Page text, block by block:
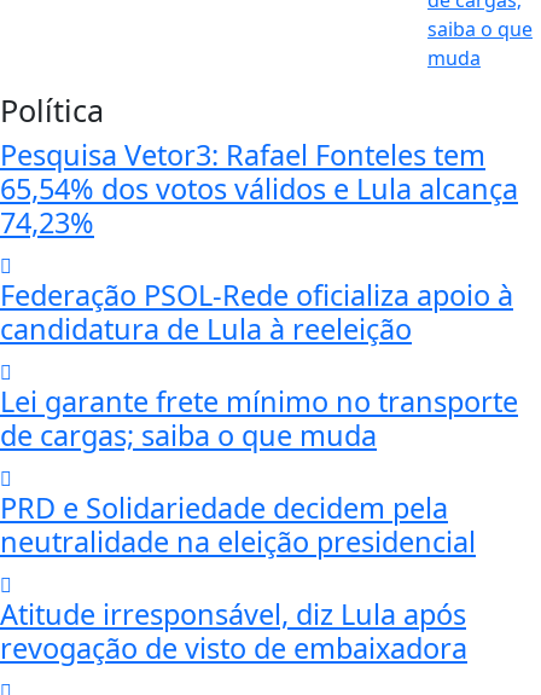
Política
Pesquisa Vetor3: Rafael Fonteles tem
65,54% dos votos válidos e Lula alcança
74,23%
Federação PSOL-Rede oficializa apoio à
candidatura de Lula à reeleição
Lei garante frete mínimo no transporte
de cargas; saiba o que muda
PRD e Solidariedade decidem pela
neutralidade na eleição presidencial
Atitude irresponsável, diz Lula após
revogação de visto de embaixadora